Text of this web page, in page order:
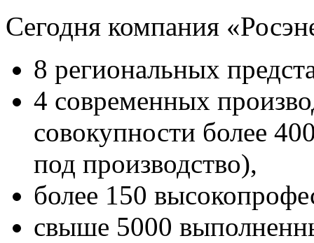
Сегодня компания
8 региональных
4 современных
совокупности более
под производство),
более 150
свыше 5000